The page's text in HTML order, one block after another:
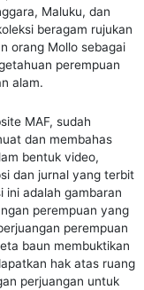
Maluku, dan
beragam rujukan
orang Mollo sebagai
perempuan
alam.
MAF, sudah
dan membahas
bentuk video,
dan jurnal yang terbit
ini adalah gambaran
perempuan yang
perempuan
baun membuktikan
hak atas ruang
perjuangan untuk